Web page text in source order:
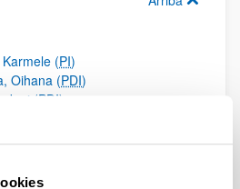
(PI)
Oihana (PDI)
(PDI)
Jon (